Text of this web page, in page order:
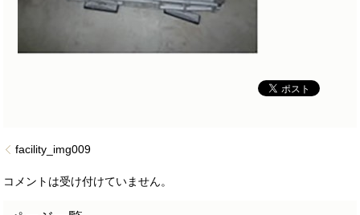
facility_img009
コメントは受け付けていません。